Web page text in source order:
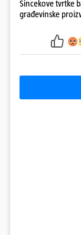
Šincekove tvrtke
građevinske